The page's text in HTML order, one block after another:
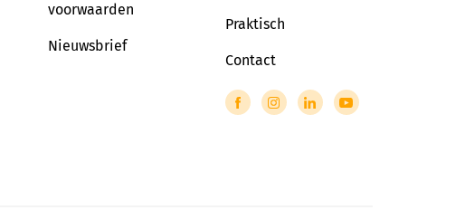
voorwaarden
Nieuwsbrief
Praktisch
Contact